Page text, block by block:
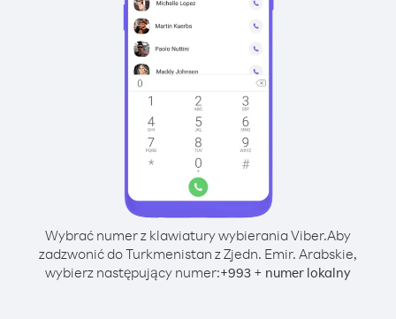
Wybrać numer z klawiatury wybierania Viber.Aby
zadzwonić do Turkmenistan z Zjedn. Emir. Arabskie,
wybierz następujący numer:+993 + numer lokalny